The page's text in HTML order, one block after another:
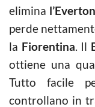
elimina l’Everton
perde
la Fiorentina. Il
ottiene una
Tutto facile
controllano in